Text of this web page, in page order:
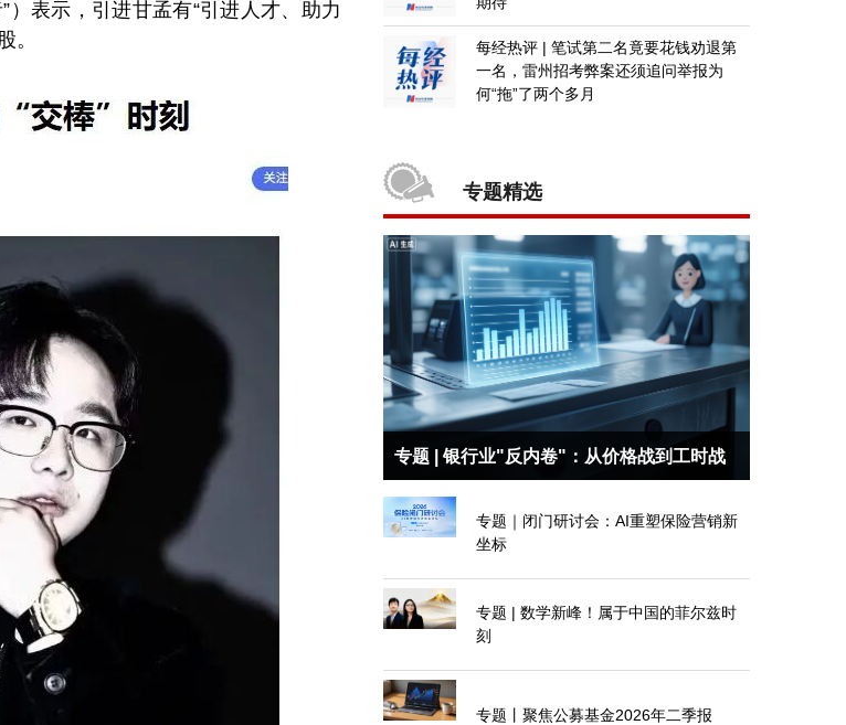
）表示，引进甘孟有“引进人才、助力
。
每经热评 | 笔试第二名竟要花钱劝退第
一名，雷州招考弊案还须追问举报为
何“拖”了两个多月
专题精选
专题 | 银行业"反内卷"：从价格战到工时战
专题｜闭门研讨会：AI重塑保险营销新
坐标
专题 | 数学新峰！属于中国的菲尔兹时
刻
专题丨聚焦公募基金2026年二季报